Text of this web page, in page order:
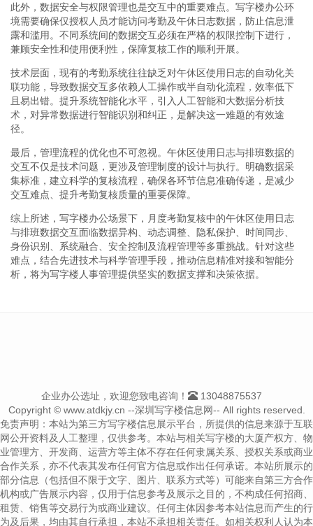
此外，数据安全与权限管理也是交互中的重要难点。写字楼办公环
境需要确保仅授权人员才能访问考勤及午休日志数据，防止信息泄
露和滥用。不同系统间的数据交互必须在严格的权限控制下进行，
兼顾安全性和使用便利性，保障复核工作的顺利开展。
技术层面，现有的考勤系统往往缺乏对午休区使用日志的自动化关
联功能，导致数据交互多依赖人工操作或半自动化流程，效率低下
且易出错。提升系统智能化水平，引入人工智能和大数据分析技
术，对异常数据进行智能识别和纠正，是解决这一难题的有效途
径。
最后，管理流程的优化也不可忽视。午休区使用日志与排班数据的
交互不仅是技术问题，更涉及管理制度的设计与执行。明确数据采
集标准，建立科学的复核流程，确保各环节信息准确传递，是减少
交互难点、提升考勤复核质量的重要保障。
综上所述，写字楼办公场景下，月度考勤复核中的午休区使用日志
与排班数据交互面临数据异构、动态调整、隐私保护、时间同步、
身份识别、系统融合、安全控制及流程管理等多重挑战。针对这些
难点，结合先进技术与科学管理手段，推动信息精准对接和智能分
析，将为写字楼人事管理提供坚实的数据支撑和决策依据。
企业办公选址，欢迎您致电咨询！
13048875537
Copyright © www.atdkjy.cn --深圳写字楼信息网-- All rights reserved.
免责声明：本站为第三方写字楼信息展示平台，所提供的信息来源于互联
网公开资料及人工整理，仅供参考。本站与相关写字楼的大厦产权方、物
业管理方、开发商、运营方等主体不存在任何隶属关系、授权关系或商业
合作关系，亦不代表其发布任何官方信息或作出任何承诺。本站所展示的
部分信息（包括但不限于文字、图片、联系方式等）可能来自第三方合作
机构或广告展示内容，仅用于信息参考及展示之目的，不构成任何招商、
租赁、销售等交易行为或商业建议。任何主体因参考本站信息而产生的行
为及后果，均由其自行承担，本站不承担相关责任。如相关权利人认为本